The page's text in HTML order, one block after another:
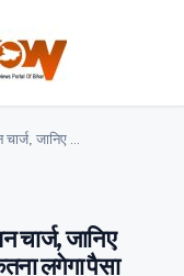
चार्ज, जानिए
लगेगा पैसा